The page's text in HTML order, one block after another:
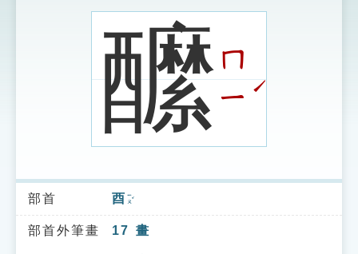
索引選單
知識索引
示
醿ㄇ
ㄧˊ
部首 酉 ㄧㄡˇ
部首外筆畫 17 畫